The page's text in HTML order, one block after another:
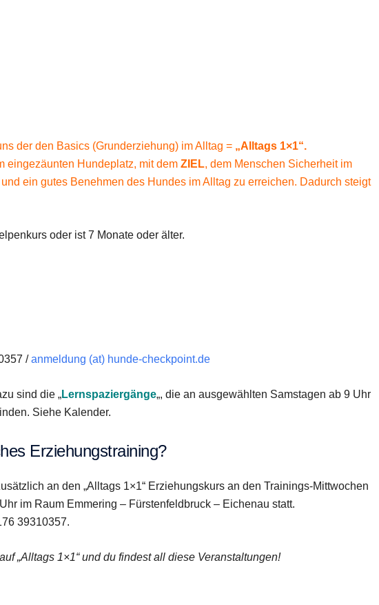
der den Basics (Grunderziehung) im Alltag = „Alltags 1×1“.
eingezäunten Hundeplatz, mit dem ZIEL, dem Menschen Sicherheit im
ein gutes Benehmen des Hundes im Alltag zu erreichen. Dadurch steigt
oder ist 7 Monate oder älter.
/anmeldung (at) hunde-checkpoint.de
sind die „Lernspaziergänge„, die an ausgewählten Samstagen ab 9 Uhr
Siehe Kalender.
Erziehungstraining?
an den „Alltags 1×1“ Erziehungskurs an den Trainings-Mittwochen
im Raum Emmering – Fürstenfeldbruck – Eichenau statt.
39310357.
„Alltags 1×1“ und du findest all diese Veranstaltungen!